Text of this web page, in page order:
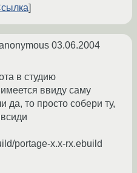
03.06.2004
в студию
ввиду саму
да, то просто собери ту,
portage-x.x-rx.ebuild